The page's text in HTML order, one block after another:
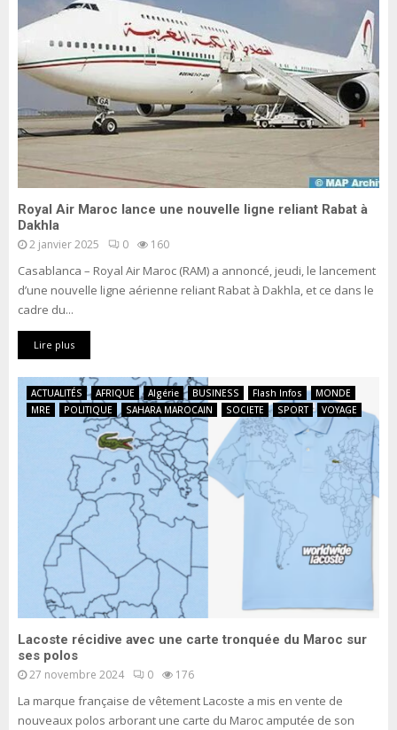
Royal Air Maroc lance une nouvelle ligne reliant Rabat à
Dakhla
2 janvier 2025 0 160
Casablanca – Royal Air Maroc (RAM) a annoncé, jeudi, le lancement
d’une nouvelle ligne aérienne reliant Rabat à Dakhla, et ce dans le
cadre du...
Lire plus
ACTUALITÉS AFRIQUE Algérie BUSINESS Flash Infos
MONDE
MRE
POLITIQUE SAHARA MAROCAIN SOCIETE SPORT VOYAGE
Lacoste récidive avec une carte tronquée du Maroc sur
ses polos
27 novembre 2024 0 176
La marque française de vêtement Lacoste a mis en vente de
nouveaux polos arborant une carte du Maroc amputée de son